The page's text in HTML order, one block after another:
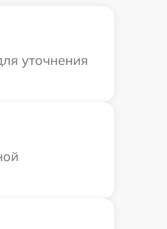
уточнения